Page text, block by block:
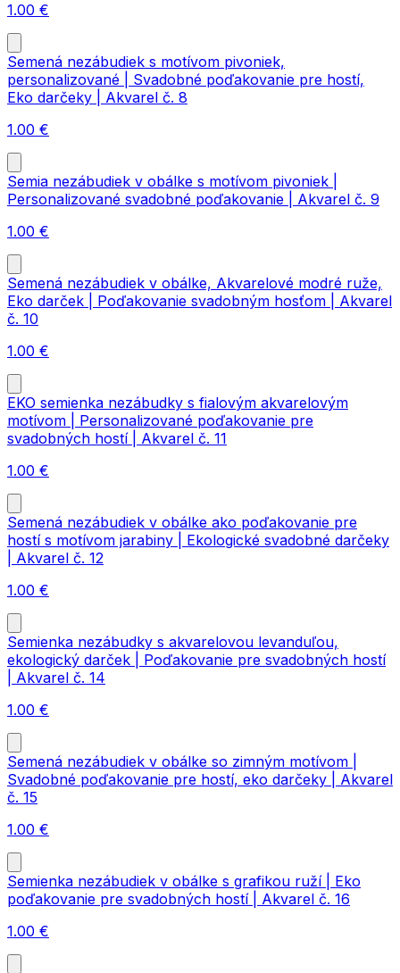
1.00 €
Semená nezábudiek s motívom pivoniek,
personalizované | Svadobné poďakovanie pre hostí,
Eko darčeky | Akvarel č. 8
1.00 €
Semia nezábudiek v obálke s motívom pivoniek |
Personalizované svadobné poďakovanie | Akvarel č. 9
1.00 €
Semená nezábudiek v obálke, Akvarelové modré ruže,
Eko darček | Poďakovanie svadobným hosťom | Akvarel
č. 10
1.00 €
EKO semienka nezábudky s fialovým akvarelovým
motívom | Personalizované poďakovanie pre
svadobných hostí | Akvarel č. 11
1.00 €
Semená nezábudiek v obálke ako poďakovanie pre
hostí s motívom jarabiny | Ekologické svadobné darčeky
| Akvarel č. 12
1.00 €
Semienka nezábudky s akvarelovou levanduľou,
ekologický darček | Poďakovanie pre svadobných hostí
| Akvarel č. 14
1.00 €
Semená nezábudiek v obálke so zimným motívom |
Svadobné poďakovanie pre hostí, eko darčeky | Akvarel
č. 15
1.00 €
Semienka nezábudiek v obálke s grafikou ruží | Eko
poďakovanie pre svadobných hostí | Akvarel č. 16
1.00 €